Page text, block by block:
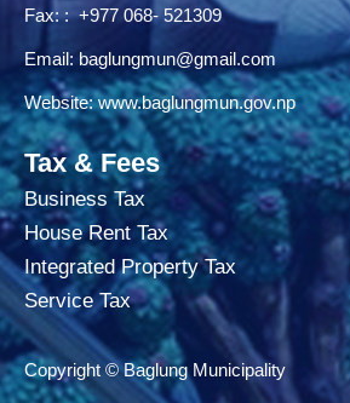
Fax: : +977 068- 521309
Email: baglungmun@gmail.com
Website:www.baglungmun.gov.np
Tax & Fees
Business Tax
House Rent Tax
Integrated Property Tax
Service Tax
Copyright © Baglung Municipality